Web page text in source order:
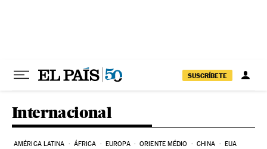
SUSCRÍBETE
Internacional
AMÉRICA LATINA ÁFRICA EUROPA ORIENTE MÉDIO CHINA EUA